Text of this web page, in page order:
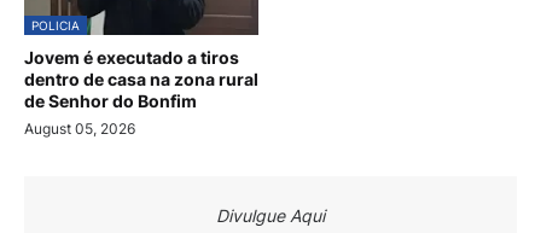
POLICIA
Jovem é executado a tiros
dentro de casa na zona rural
de Senhor do Bonfim
August 05, 2026
Divulgue Aqui